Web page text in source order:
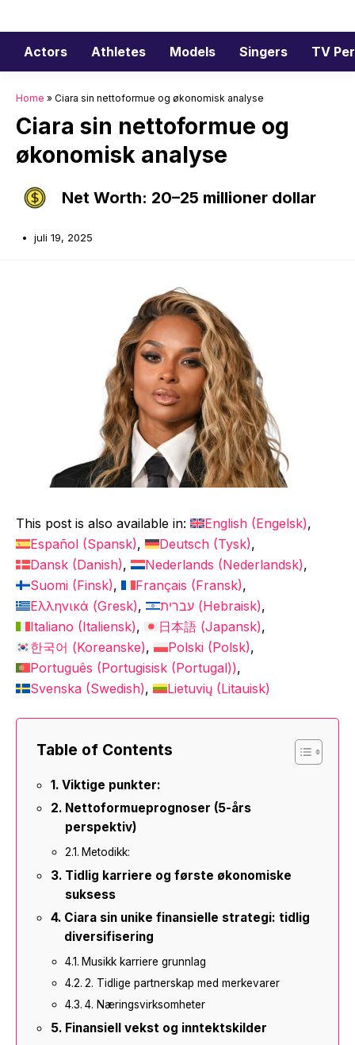
til
innholdActors Athletes Models Singers TV
Home » Ciara sin nettoformue og økonomisk analyse
Ciara sin nettoformue og
økonomisk analyse
Net Worth: 20–25 millioner dollar
juli 19, 2025
This post is also available in: English (Engelsk)
Español (Spansk) Deutsch (Tysk)
Dansk (Danish) Nederlands (Nederlandsk)
Suomi (Finsk) Français (Fransk)
Ελληνικά (Gresk) עברית (Hebraisk)
Italiano (Italiensk) 日本語 (Japansk)
한국어 (Koreanske) Polski (Polsk)
Português (Portugisisk (Portugal))
Svenska (Swedish) Lietuvių (Litauisk)
Table of Contents
Viktige punkter:
Nettoformueprognoser (5-års
perspektiv)
Metodikk:
Tidlig karriere og første økonomiske
suksess
Ciara sin unike finansielle strategi: tidlig
diversifisering
Musikk karriere grunnlag
2. Tidlige partnerskap med merkevarer
4. Næringsvirksomheter
Finansiell vekst og inntektskilder